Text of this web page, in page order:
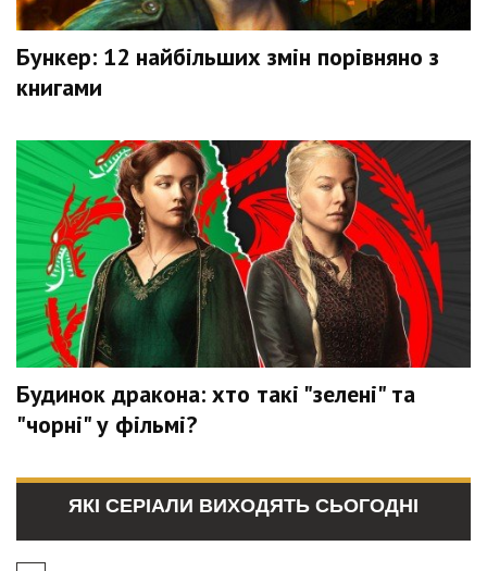
Бункер: 12 найбільших змін порівняно з
книгами
Будинок дракона: хто такі "зелені" та
"чорні" у фільмі?
ЯКІ СЕРІАЛИ ВИХОДЯТЬ СЬОГОДНІ